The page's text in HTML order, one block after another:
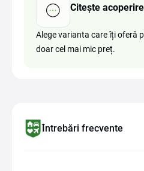
Citește
Alege varianta care îți oferă
doar cel mai mic preț.
Întrebări frecvente